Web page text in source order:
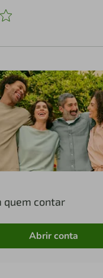
quem contar
Abrir conta